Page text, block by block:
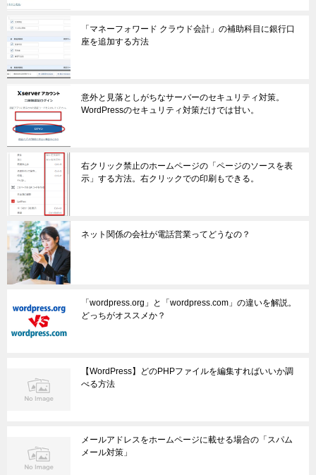
「マネーフォワード クラウド会計」の補助科目に銀行口
座を追加する方法
意外と見落としがちなサーバーのセキュリティ対策。
WordPressのセキュリティ対策だけでは甘い。
右クリック禁止のホームページの「ページのソースを表
示」する方法。右クリックでの印刷もできる。
ネット関係の会社が電話営業ってどうなの？
「wordpress.org」と「wordpress.com」の違いを解説。
どっちがオススメか？
【WordPress】どのPHPファイルを編集すればいいか調
べる方法
メールアドレスをホームページに載せる場合の「スパム
メール対策」